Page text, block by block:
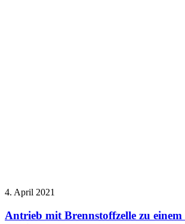
4. April 2021
Antrieb mit Brennstoffzelle zu einem